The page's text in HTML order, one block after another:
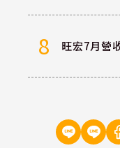
8 旺宏7月營